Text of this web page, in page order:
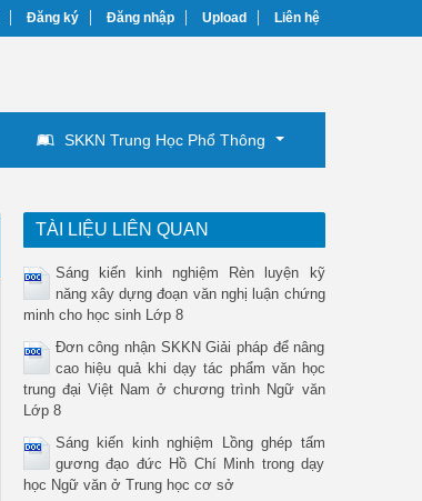
Đăng ký Đăng nhập Upload Liên hệ
SKKN Trung Học Phổ Thông
TÀI LIỆU LIÊN QUAN
Sáng kiến kinh nghiệm Rèn luyện kỹ
năng xây dựng đoạn văn nghị luận chứng
minh cho học sinh Lớp 8
Đơn công nhận SKKN Giải pháp để nâng
cao hiệu quả khi dạy tác phẩm văn học
trung đại Việt Nam ở chương trình Ngữ văn
Lớp 8
Sáng kiến kinh nghiệm Lồng ghép tấm
gương đạo đức Hồ Chí Minh trong dạy
học Ngữ văn ở Trung học cơ sở